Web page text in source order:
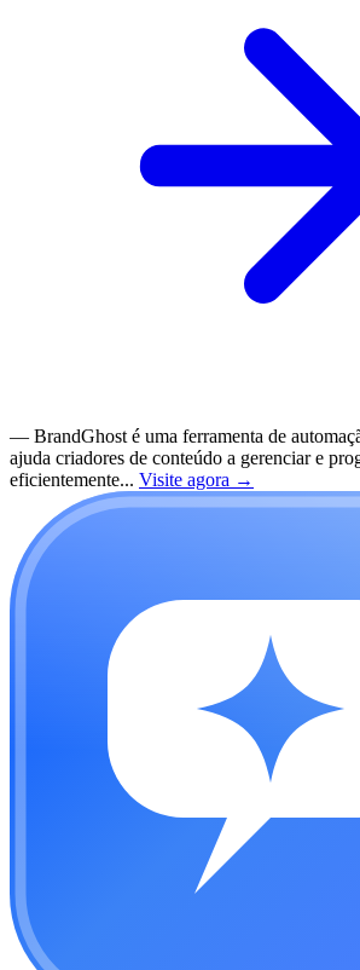
— BrandGhost é uma ferramenta de
ajuda criadores de conteúdo a gerenciar e
eficientemente... Visite agora →